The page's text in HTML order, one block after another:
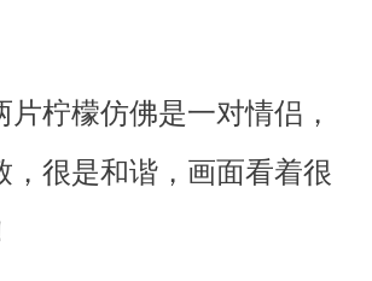
柠檬仿佛是一对情侣，
很是和谐，画面看着很